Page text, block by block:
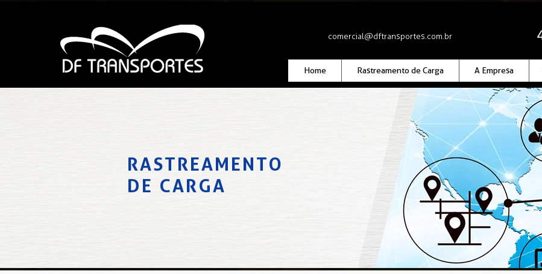
comercial@dftransportes.com.br
Home Rastreamento de Carga A Empresa
RASTREAMENTO
DE CARGA